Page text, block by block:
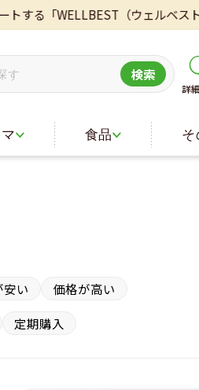
る「WELLBEST（ウェルベスト）
詳
検索
食品 そ
安い 価格が高い
定期購入